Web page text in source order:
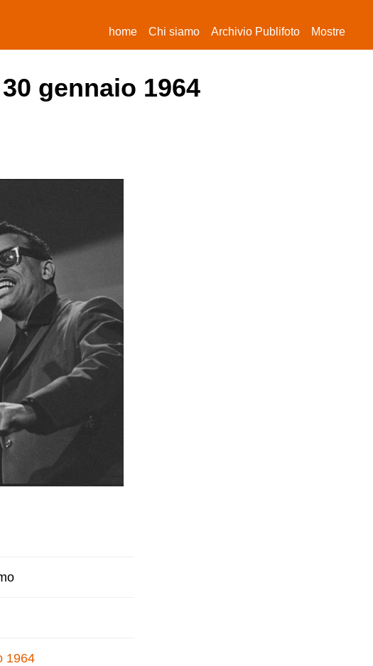
home(current)
Chi siamo Archivio Publifoto Mostre
gennaio 1964
1964